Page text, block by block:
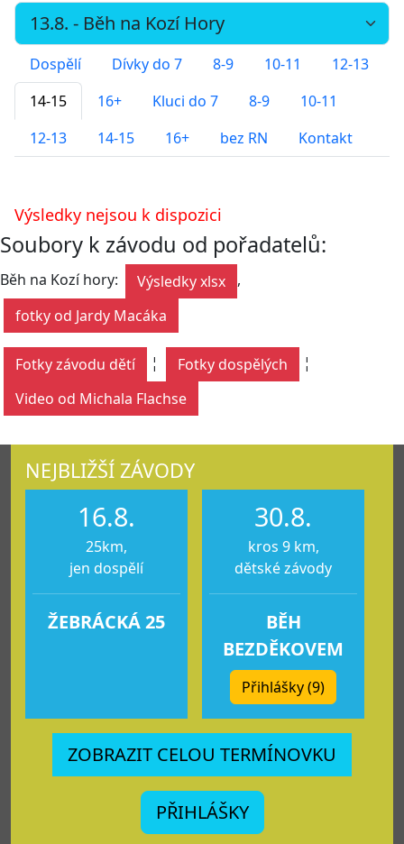
Dospělí Dívky do 7 8-9 10-11
12-13
14-15
16+ Kluci do 7 8-9
10-11
12-13
14-15 16+ bez RN Kontakt
Výsledky nejsou k dispozici
Soubory k závodu od pořadatelů:
Běh na Kozí hory: Výsledky xlsx
,
fotky od Jardy Macáka
Fotky závodu dětí ¦ Fotky dospělých
¦
Video od Michala Flachse
NEJBLIŽŠÍ ZÁVODY
16.8.
25km,
jen dospělí
ŽEBRÁCKÁ 25
30.8.
kros 9 km,
dětské závody
BĚH
BEZDĚKOVEM
Přihlášky (9)
ZOBRAZIT CELOU TERMÍNOVKU
PŘIHLÁŠKY